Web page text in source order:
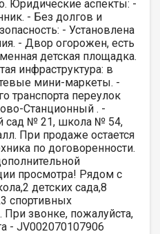
Юридические аспекты: -
- Без долгов и
- Установлена
- Двор огорожен, есть
детская площадка.
инфраструктура: в
мини-маркеты. -
транспорта переулок
Станционный . -
сад № 21, школа № 54,
При продаже остается
по договоренности.
просмотра! Рядом с
детских сада,8
спортивных
При звонке, пожалуйста,
- JV002070107906